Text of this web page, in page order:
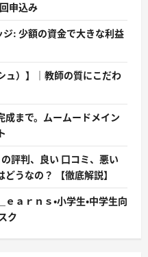
申込み
: 少額の資金で大きな利益
ュ）】｜教師の質にこだわ
成まで。ムームードメイン
評判、良い 口コミ、悪い
うなの？ 【徹底解説】
ａｒｎｓ・小学生・中学生向
ク